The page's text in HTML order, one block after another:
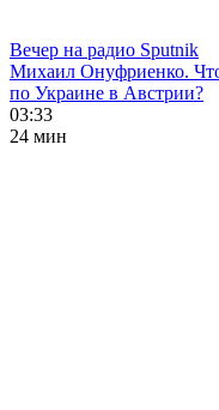
Вечер на радио Sputnik
Михаил Онуфриенко.
по Украине в Австрии?
03:33
24 мин